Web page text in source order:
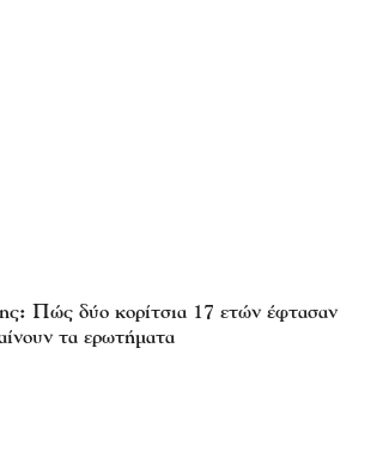
Πώς δύο κορίτσια 17 ετών έφτασαν
τα ερωτήματα